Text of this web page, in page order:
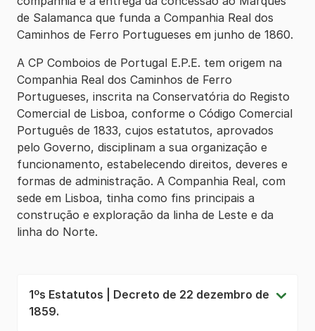
de Salamanca que funda a Companhia Real dos
Caminhos de Ferro Portugueses em junho de 1860.
A CP Comboios de Portugal E.P.E. tem origem na
Companhia Real dos Caminhos de Ferro
Portugueses, inscrita na Conservatória do Registo
Comercial de Lisboa, conforme o Código Comercial
Português de 1833, cujos estatutos, aprovados
pelo Governo, disciplinam a sua organização e
funcionamento, estabelecendo direitos, deveres e
formas de administração. A Companhia Real, com
sede em Lisboa, tinha como fins principais a
construção e exploração da linha de Leste e da
linha do Norte.
1ºs Estatutos | Decreto de 22 dezembro de
1859.